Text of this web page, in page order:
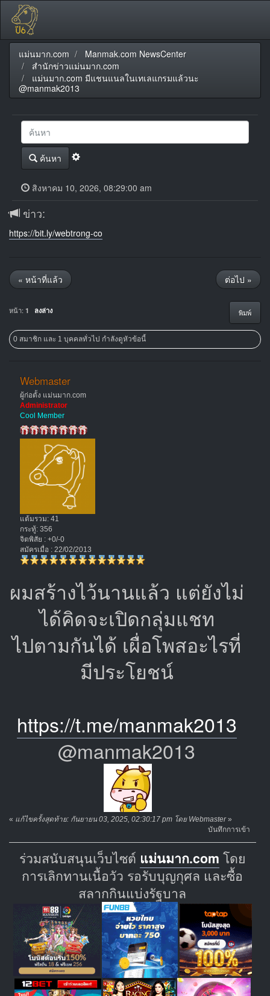
แม่นมาก.com
Manmak.com NewsCenter
สำนักข่าวแม่นมาก.com
แม่นมาก.com มีแชนแนลในเทเลแกรมแล้วนะ
@manmak2013
ค้นหา
สิงหาคม 10, 2026, 08:29:00 am
ข่าว:
https://bit.ly/webtrong-co
« หน้าที่แล้ว ต่อไป »
พิมพ์
หน้า: 1 ลงล่าง
0 สมาชิก และ 1 บุคคลทั่วไป กำลังดูหัวข้อนี้
Webmaster
ผู้ก่อตั้ง แม่นมาก.com
Administrator
Cool Member
แต้มรวม: 41
กระทู้: 356
จิตพิสัย : +0/-0
สมัครเมื่อ : 22/02/2013
ผมสร้างไว้นานแล้ว แต่ยังไม่
ได้คิดจะเปิดกลุ่มแชท
ไปตามกันได้ เผื่อโพสอะไรที่
มีประโยชน์
https://t.me/manmak2013
@manmak2013
« แก้ไขครั้งสุดท้าย: กันยายน 03, 2025, 02:30:17 pm โดย Webmaster»
บันทึกการเข้า
ร่วมสนับสนุนเว็บไซต์ แม่นมาก.com โดย
การเลิกทานเนื้อวัว รอรับบุญกุศล และซื้อ
สลากกินแบ่งรัฐบาล